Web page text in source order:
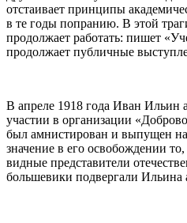
отстаивает принципы
в те годы попранию. В этой
продолжает работать: пишет
продолжает публичные
В апреле 1918 года Иван Ильин
участии в организации
был амнистирован и выпущен
значение в его освобождении
видные представители
большевики подвергали Ильина